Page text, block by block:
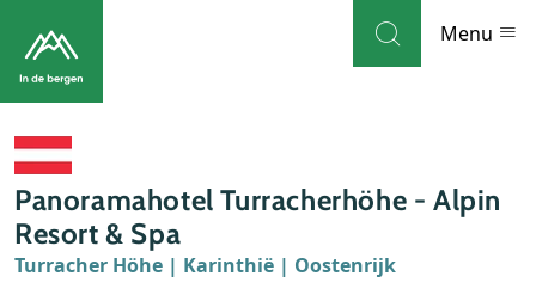
Menu
Bestemmingen
Weblog
Accommodaties
Panoramahotel Turracherhöhe - Alpin
Resort & Spa
Turracher Höhe | Karinthië | Oostenrijk